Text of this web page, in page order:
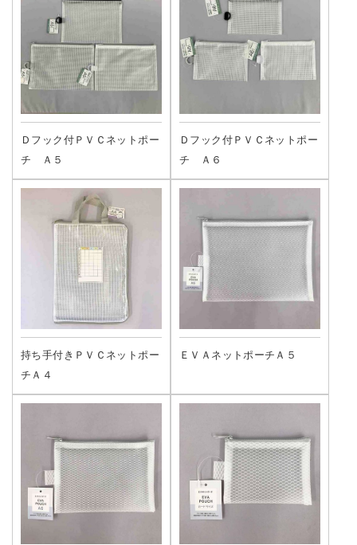
Ｄフック付ＰＶＣネットポー
チ Ａ５
Ｄフック付ＰＶＣネットポー
チ Ａ６
持ち手付きＰＶＣネットポー
チＡ４
ＥＶＡネットポーチＡ５